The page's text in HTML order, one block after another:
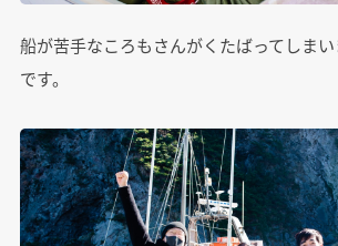
船が苦手なころもさんがくたばってしま
です。